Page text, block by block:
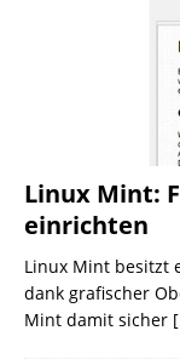
Linux Mint:
einrichten
Linux Mint besitzt
dank grafischer
Mint damit sicher